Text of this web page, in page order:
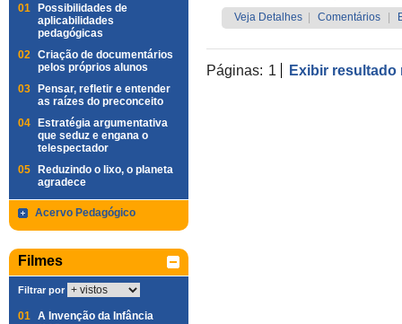
01
Possibilidades de
aplicabilidades
pedagógicas
02 Criação de documentários
pelos próprios alunos
03
Pensar, refletir e entender
as raízes do preconceito
04
Estratégia argumentativa
que seduz e engana o
telespectador
05
Reduzindo o lixo, o planeta
agradece
Acervo Pedagógico
Filmes
Filtrar por
01 A Invenção da Infância
Veja Detalhes Comentários
Páginas: 1 Exibir resultado